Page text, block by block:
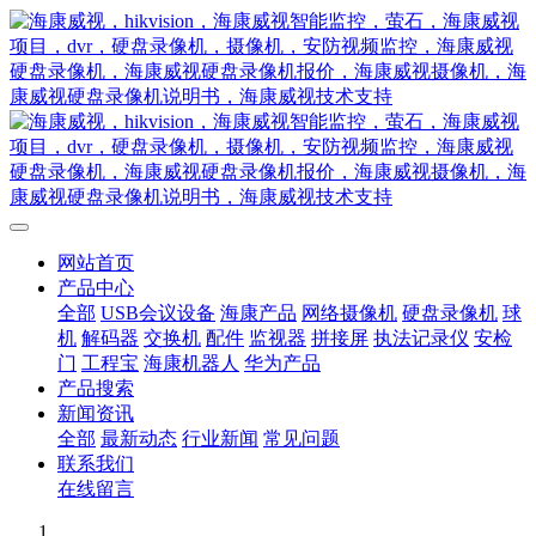
网站首页
产品中心
全部 USB会议设备 海康产品 网络摄像机 硬盘录像机 球
机 解码器 交换机 配件 监视器 拼接屏 执法记录仪 安检
门 工程宝 海康机器人 华为产品
产品搜索
新闻资讯
全部 最新动态 行业新闻 常见问题
联系我们
在线留言